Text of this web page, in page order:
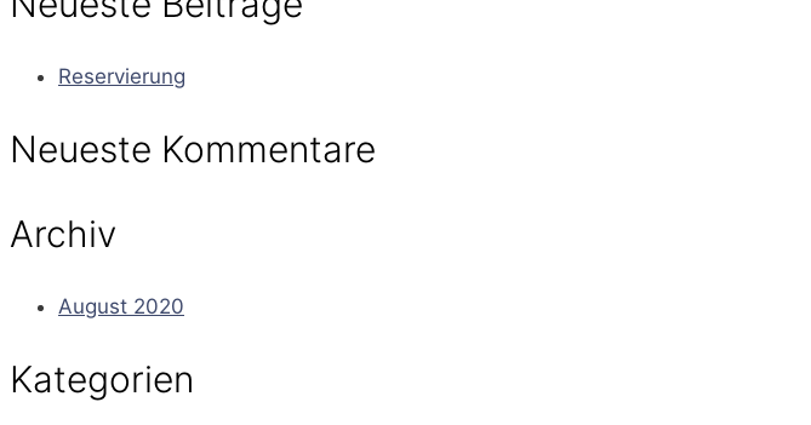
Reservierung
Neueste Kommentare
Archiv
August 2020
Kategorien